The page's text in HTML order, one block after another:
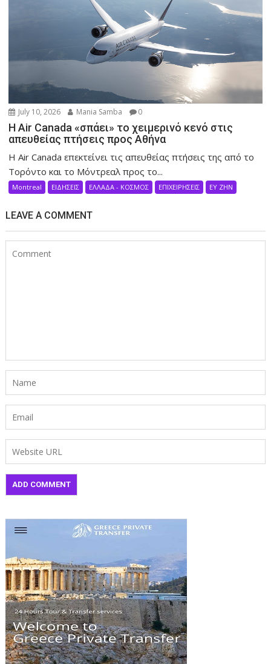
July 10, 2026 Mania Samba 0
Η Air Canada «σπάει» το χειμερινό κενό στις
απευθείας πτήσεις προς Αθήνα
Η Air Canada επεκτείνει τις απευθείας πτήσεις της από το
Τορόντο και το Μόντρεαλ προς το...
Montreal ΕΙΔΗΣΕΙΣ ΕΛΛΑΔΑ - ΚΟΣΜΟΣ ΕΠΙΧΕΙΡΗΣΕΙΣ ΕΥ ΖΗΝ
LEAVE A COMMENT